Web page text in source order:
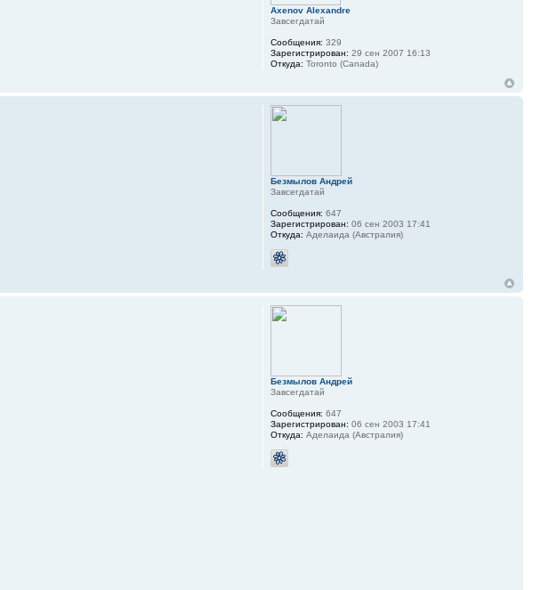
Axenov Alexandre
Завсегдатай
Сообщения: 329
Зарегистрирован: 29 сен 2007 16:13
Откуда: Toronto (Canada)
Безмылов Андрей
Завсегдатай
Сообщения: 647
Зарегистрирован: 06 сен 2003 17:41
Откуда: Аделаида (Австралия)
Безмылов Андрей
Завсегдатай
Сообщения: 647
Зарегистрирован: 06 сен 2003 17:41
Откуда: Аделаида (Австралия)